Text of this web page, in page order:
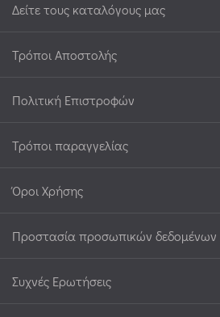
Δείτε τους καταλόγους μας
Τρόποι Αποστολής
Πολιτική Επιστροφών
Τρόποι παραγγελίας
Όροι Χρήσης
Προστασία προσωπικών δεδομένων
Συχνές Ερωτήσεις